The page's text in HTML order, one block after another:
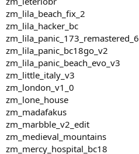
zm_lila_beach_fix_2
zm_lila_hacker_bc
zm_lila_panic_173_remastered_6
zm_lila_panic_bc18go_v2
zm_lila_panic_beach_evo_v3
zm_little_italy_v3
zm_london_v1_0
zm_lone_house
zm_madafakus
zm_marbble_v2_edit
zm_medieval_mountains
zm_mercy_hospital_bc18